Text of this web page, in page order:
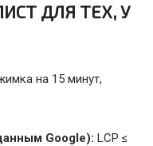
ДЛЯ ТЕХ, У
на 15 минут,
Google): LCP ≤